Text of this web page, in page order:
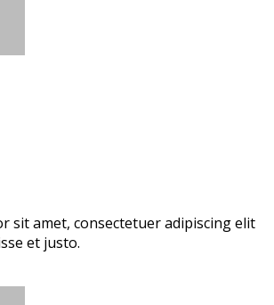
sit amet, consectetuer adipiscing elit
et justo.